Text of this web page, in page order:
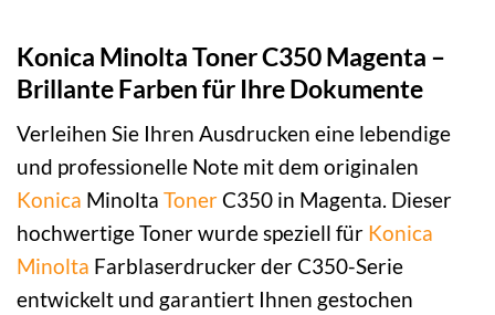
Konica Minolta Toner C350 Magenta –
Brillante Farben für Ihre Dokumente
Verleihen Sie Ihren Ausdrucken eine lebendige
und professionelle Note mit dem originalen
Konica Minolta TonerC350 in Magenta. Dieser
hochwertige Toner wurde speziell für Konica
Minolta Farblaserdrucker der C350-Serie
entwickelt und garantiert Ihnen gestochen